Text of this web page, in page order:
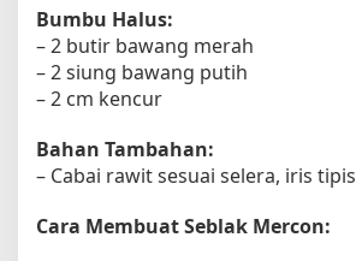
Bumbu Halus:
– 2 butir bawang merah
– 2 siung bawang putih
– 2 cm kencur
Bahan Tambahan:
– Cabai rawit sesuai selera, iris tipis
Cara Membuat Seblak Mercon: